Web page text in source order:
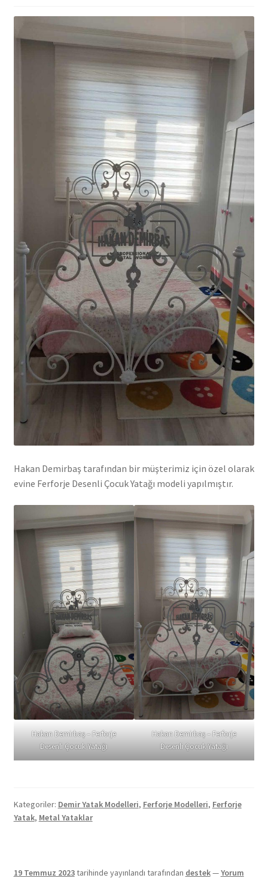
Hakan Demirbaş tarafından bir müşterimiz için özel olarak
evine Ferforje Desenli Çocuk Yatağı modeli yapılmıştır.
Hakan Demirbaş – Ferforje
Desenli Çocuk Yatağı
Hakan Demirbaş – Ferforje
Desenli Çocuk Yatağı
Kategoriler: Demir Yatak Modelleri, Ferforje Modelleri, Ferforje
Yatak, Metal Yataklar
19 Temmuz 2023tarihinde yayınlandı tarafından destek—Yorum